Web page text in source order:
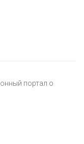
портал о